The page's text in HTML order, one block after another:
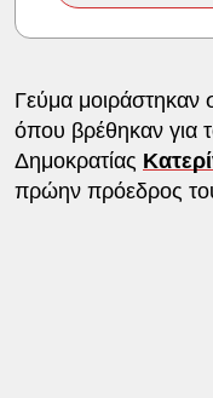
Γεύμα μοιράστηκαν
όπου βρέθηκαν για
Δημοκρατίας
πρώην πρόεδρος